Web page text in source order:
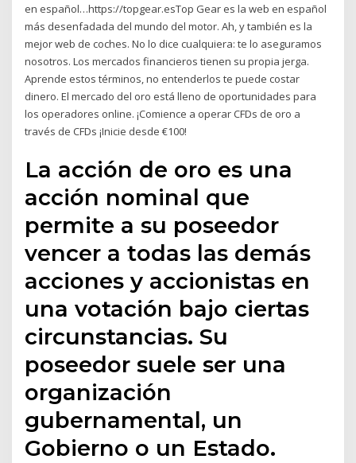
en español…https://topgear.esTop Gear es la web en español
más desenfadada del mundo del motor. Ah, y también es la
mejor web de coches. No lo dice cualquiera: te lo aseguramos
nosotros. Los mercados financieros tienen su propia jerga.
Aprende estos términos, no entenderlos te puede costar
dinero. El mercado del oro está lleno de oportunidades para
los operadores online. ¡Comience a operar CFDs de oro a
través de CFDs ¡Inicie desde €100!
La acción de oro es una
acción nominal que
permite a su poseedor
vencer a todas las demás
acciones y accionistas en
una votación bajo ciertas
circunstancias. Su
poseedor suele ser una
organización
gubernamental, un
Gobierno o un Estado.